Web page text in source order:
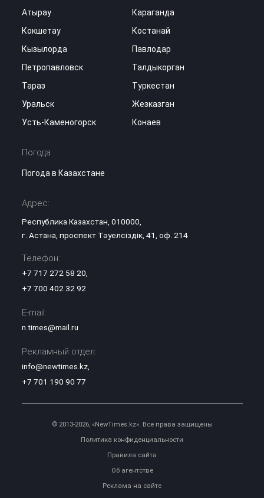
Атырау
Караганда
Кокшетау
Костанай
Кызылорда
Павлодар
Петропавловск
Талдыкорган
Тараз
Туркестан
Уральск
Жезказган
Усть-Каменогорск
Конаев
Погода
Погода в Казахстане
Адрес:
Республика Казахстан, 010000,
г. Астана, проспект Тәуелсіздік, 41, оф. 214
Телефон:
+7 717 272 58 20
+7 700 402 32 92
E-mail:
n.times@mail.ru
Рекламный отдел:
info@newtimes.kz,
+7 701 190 90 77
© 2013-2026, «NewTimes.kz». Все права защищены
Политика конфиденциальности
Правила сайта
Об агентстве
Реклама на сайте